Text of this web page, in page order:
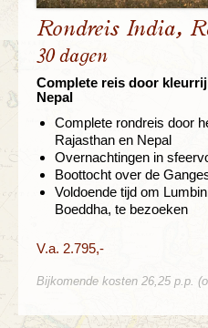
Rondreis India,
30 dagen
Complete reis door
Nepal
Complete rondreis door
Rajasthan en Nepal
Overnachtingen in
Boottocht over de
Voldoende tijd om
Boeddha, te bezoeken
V.a. 2.795,-
Bijkomende kosten 26,25 p.p.